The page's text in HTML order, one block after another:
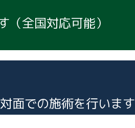
全国対応可能）
面での施術を行います